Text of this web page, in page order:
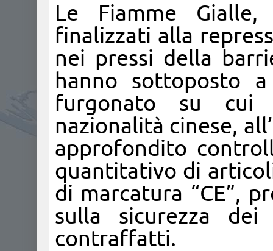
Le Fiamme
finalizzati alla
nei pressi della
hanno sottoposto
furgonato su cui
nazionalità cinese,
approfondito
quantitativo di
di marcatura “CE”,
sulla sicurezza
contraffatti.